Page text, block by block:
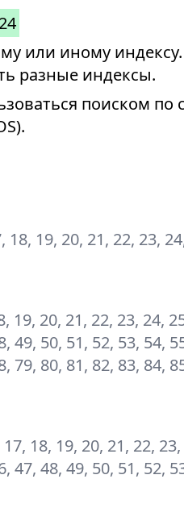
или иному индексу.
разные индексы.
поиском по
18, 19, 20, 21, 22, 23,
19, 20, 21, 22, 23, 24,
49, 50, 51, 52, 53, 54,
79, 80, 81, 82, 83, 84,
18, 19, 20, 21, 22,
47, 48, 49, 50, 51, 52,